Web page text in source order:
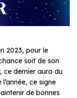
2023, pour le
soit de son
ce dernier aura du
ce signe
de bonnes